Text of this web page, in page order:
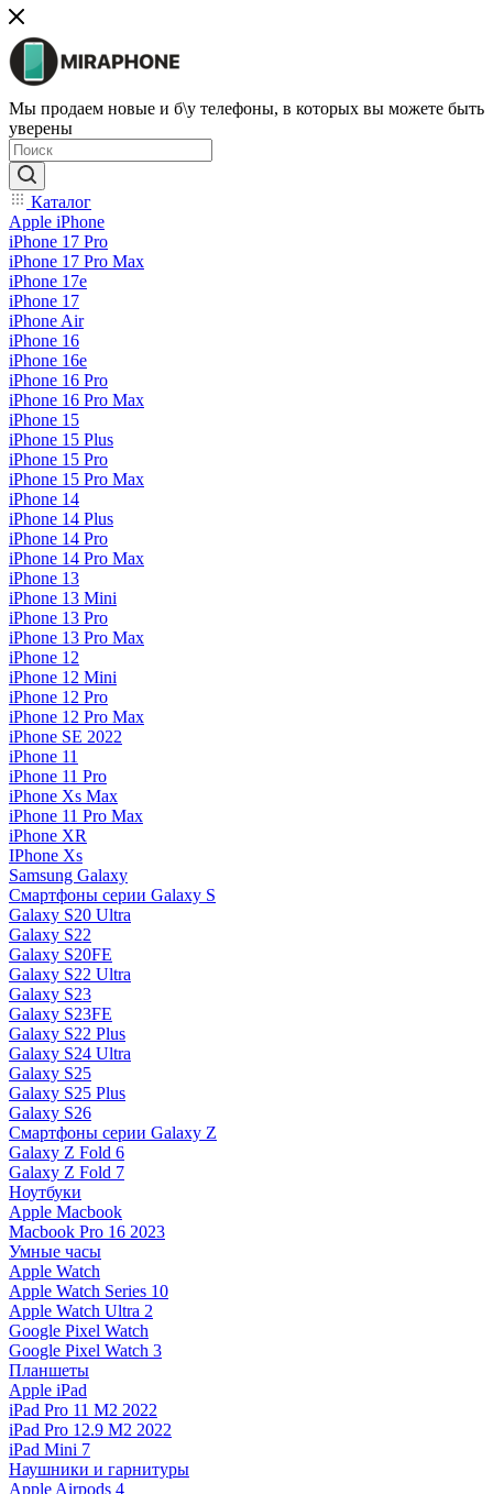
Мы продаем новые и б\у телефоны, в которых вы можете быть
уверены
Каталог
Apple iPhone
iPhone 17 Pro
iPhone 17 Pro Max
iPhone 17e
iPhone 17
iPhone Air
iPhone 16
iPhone 16e
iPhone 16 Pro
iPhone 16 Pro Max
iPhone 15
iPhone 15 Plus
iPhone 15 Pro
iPhone 15 Pro Max
iPhone 14
iPhone 14 Plus
iPhone 14 Pro
iPhone 14 Pro Max
iPhone 13
iPhone 13 Mini
iPhone 13 Pro
iPhone 13 Pro Max
iPhone 12
iPhone 12 Mini
iPhone 12 Pro
iPhone 12 Pro Max
iPhone SE 2022
iPhone 11
iPhone 11 Pro
iPhone Xs Max
iPhone 11 Pro Max
iPhone XR
IPhone Xs
Samsung Galaxy
Смартфоны серии Galaxy S
Galaxy S20 Ultra
Galaxy S22
Galaxy S20FE
Galaxy S22 Ultra
Galaxy S23
Galaxy S23FE
Galaxy S22 Plus
Galaxy S24 Ultra
Galaxy S25
Galaxy S25 Plus
Galaxy S26
Смартфоны серии Galaxy Z
Galaxy Z Fold 6
Galaxy Z Fold 7
Ноутбуки
Apple Macbook
Macbook Pro 16 2023
Умные часы
Apple Watch
Apple Watch Series 10
Apple Watch Ultra 2
Google Pixel Watch
Google Pixel Watch 3
Планшеты
Apple iPad
iPad Pro 11 M2 2022
iPad Pro 12.9 M2 2022
iPad Mini 7
Наушники и гарнитуры
Apple Airpods 4